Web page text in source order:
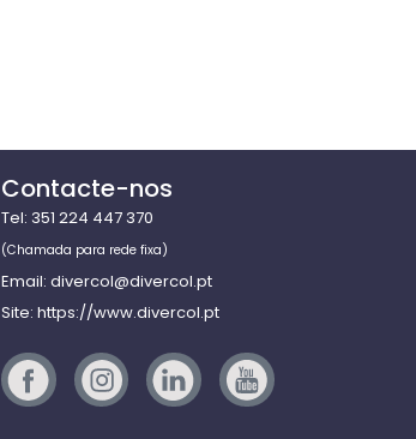
Contacte-nos
Tel: 351 224 447 370
(Chamada para rede fixa)
Email: divercol@divercol.pt
Site: https://www.divercol.pt